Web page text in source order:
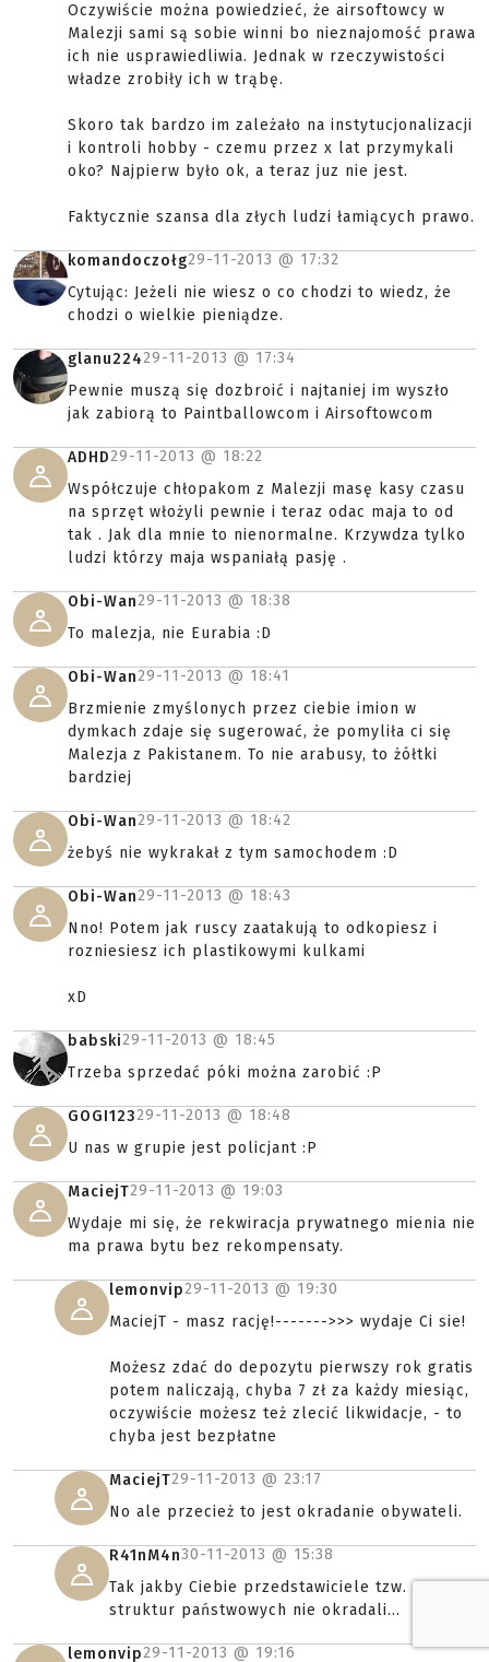
Oczywiście można powiedzieć, że airsoftowcy w
Malezji sami są sobie winni bo nieznajomość prawa
ich nie usprawiedliwia. Jednak w rzeczywistości
władze zrobiły ich w trąbę.
Skoro tak bardzo im zależało na instytucjonalizacji
i kontroli hobby - czemu przez x lat przymykali
oko? Najpierw było ok, a teraz juz nie jest.
Faktycznie szansa dla złych ludzi łamiących prawo.
komandoczołg29-11-2013 @ 17:32
Cytując: Jeżeli nie wiesz o co chodzi to wiedz, że
chodzi o wielkie pieniądze.
glanu22429-11-2013 @ 17:34
Pewnie muszą się dozbroić i najtaniej im wyszło
jak zabiorą to Paintballowcom i Airsoftowcom
ADHD29-11-2013 @ 18:22
Współczuje chłopakom z Malezji masę kasy czasu
na sprzęt włożyli pewnie i teraz odac maja to od
tak . Jak dla mnie to nienormalne. Krzywdza tylko
ludzi którzy maja wspaniałą pasję .
Obi-Wan29-11-2013 @ 18:38
To malezja, nie Eurabia :D
Obi-Wan29-11-2013 @ 18:41
Brzmienie zmyślonych przez ciebie imion w
dymkach zdaje się sugerować, że pomyliła ci się
Malezja z Pakistanem. To nie arabusy, to żółtki
bardziej
Obi-Wan29-11-2013 @ 18:42
żebyś nie wykrakał z tym samochodem :D
Obi-Wan29-11-2013 @ 18:43
Nno! Potem jak ruscy zaatakują to odkopiesz i
rozniesiesz ich plastikowymi kulkami
xD
babski29-11-2013 @ 18:45
Trzeba sprzedać póki można zarobić :P
GOGI12329-11-2013 @ 18:48
U nas w grupie jest policjant :P
MaciejT29-11-2013 @ 19:03
Wydaje mi się, że rekwiracja prywatnego mienia nie
ma prawa bytu bez rekompensaty.
lemonvip29-11-2013 @ 19:30
MaciejT - masz rację!------->>> wydaje Ci sie!
Możesz zdać do depozytu pierwszy rok gratis
potem naliczają, chyba 7 zł za każdy miesiąc,
oczywiście możesz też zlecić likwidacje, - to
chyba jest bezpłatne
MaciejT29-11-2013 @ 23:17
No ale przecież to jest okradanie obywateli.
R41nM4n30-11-2013 @ 15:38
Tak jakby Ciebie przedstawiciele tzw.
struktur państwowych nie okradali...
lemonvip29-11-2013 @ 19:16